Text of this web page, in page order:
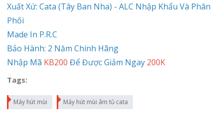
Xuất Xứ: Cata (Tây Ban Nha) - ALC Nhập Khẩu Và Phân
Phối
Made In P.R.C
Bảo Hành: 2 Năm Chính Hãng
Nhập Mã KB200 Để Được Giảm Ngay200K
Tags:
Máy hút mùi Máy hút mùi âm tủ cata